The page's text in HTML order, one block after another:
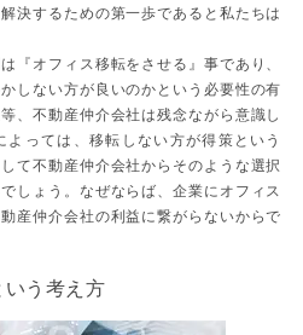
決するための第一歩であると私たちは
『オフィス移転をさせる』事であり、
しない方が良いのかという必要性の有
、不動産仲介会社は残念ながら意識し
っては、移転しない方が得策という
て不動産仲介会社からそのような選択
しょう。なぜならば、企業にオフィス
産仲介会社の利益に繋がらないからで
う考え方